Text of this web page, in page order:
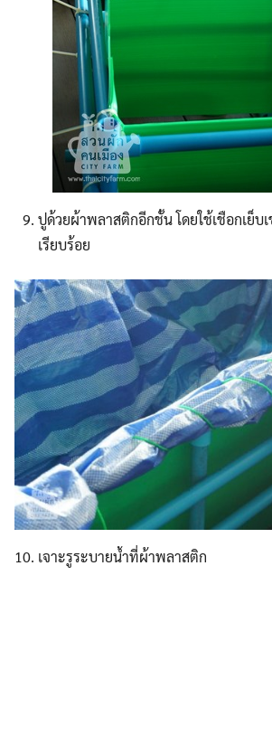
ปูด้วยผ้าพลาสติกอีกชั้น โดยใช้เชือกเย็บ
เรียบร้อย
เจาะรูระบายน้ำที่ผ้าพลาสติก